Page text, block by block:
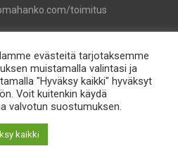
toimitus
p. 044 544 64 25
evästeitä tarjotaksemme
muistamalla valintasi ja
"Hyväksy kaikki" hyväksyt
Voit kuitenkin käydä
valvotun suostumuksen.
kaikki